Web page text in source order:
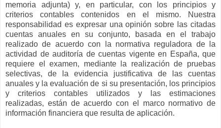
memoria adjunta) y, en particular, con los principios y
criterios contables contenidos en el mismo. Nuestra
responsabilidad es expresar una opinión sobre las citadas
cuentas anuales en su conjunto, basada en el trabajo
realizado de acuerdo con la normativa reguladora de la
actividad de auditoría de cuentas vigente en España, que
requiere el examen, mediante la realización de pruebas
selectivas, de la evidencia justificativa de las cuentas
anuales y la evaluación de si su presentación, los principios
y criterios contables utilizados y las estimaciones
realizadas, están de acuerdo con el marco normativo de
información financiera que resulta de aplicación.